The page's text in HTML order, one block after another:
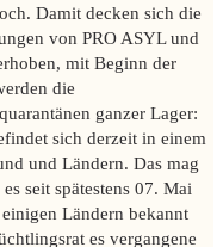
Damit decken sich die
von PRO ASYL und
mit Beginn der
die
ganzer Lager:
sich derzeit in einem
und Ländern. Das mag
seit spätestens 07. Mai
Ländern bekannt
es vergangene